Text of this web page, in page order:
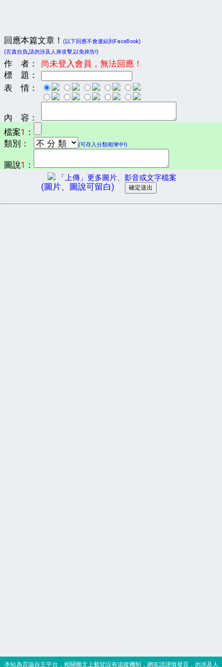
回應本篇文章！
(以下回應不會連結到FaceBook)
(言責自負,請勿涉及人身攻擊,以免挨告!)
作 者：
尚未登入會員，無法回應！
標 題：
表 情：
內 容：
檔案1 ：
類別：
(可存入分類相簿中!)
圖說1 ：
「上傳」更多圖片、影音或文字檔案
(圖片、圖說可留白)
‧本站為言論自主平台，相關圖文上載皆設有追蹤機制，網友請謹慎發言，勿涉及人